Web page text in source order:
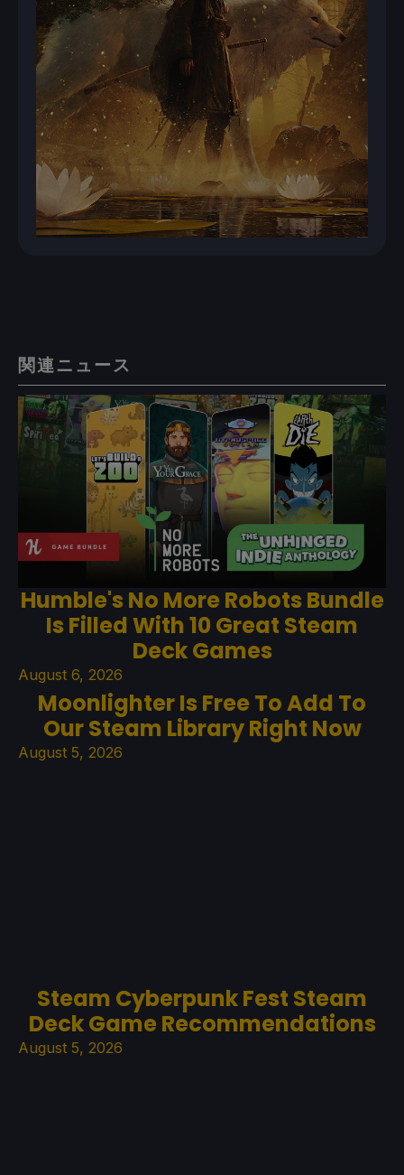
関連ニュース
Humble's No More Robots Bundle
Is Filled With 10 Great Steam
Deck Games
August 6, 2026
Moonlighter Is Free To Add To
Our Steam Library Right Now
August 5, 2026
Steam Cyberpunk Fest Steam
Deck Game Recommendations
August 5, 2026